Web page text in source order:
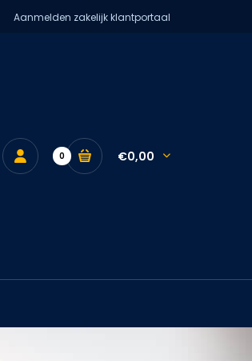
Aanmelden zakelijk klantportaal
0 €0,00